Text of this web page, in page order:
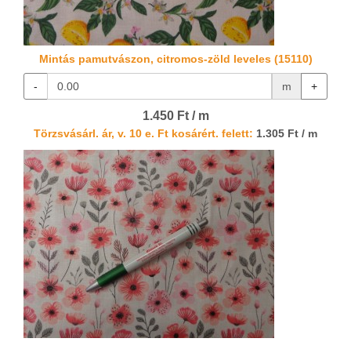
Mintás pamutvászon, citromos-zöld leveles (15110)
- m +
1.450 Ft / m
Törzsvásárl. ár, v. 10 e. Ft kosárért. felett: 1.305 Ft / m